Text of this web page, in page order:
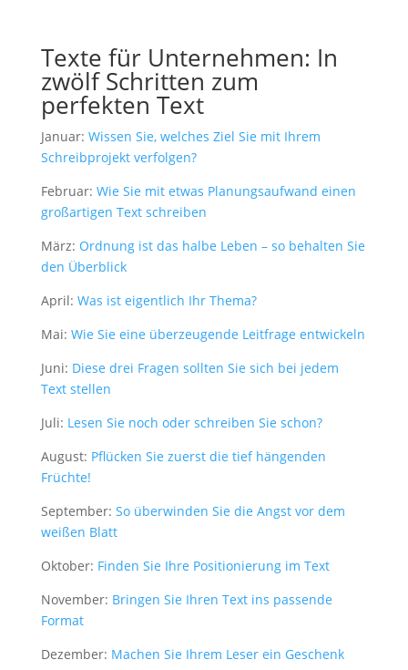
Texte für Unternehmen: In
zwölf Schritten zum
perfekten Text
Januar: Wissen Sie, welches Ziel Sie mit Ihrem
Schreibprojekt verfolgen?
Februar: Wie Sie mit etwas Planungsaufwand einen
großartigen Text schreiben
März: Ordnung ist das halbe Leben – so behalten Sie
den Überblick
April: Was ist eigentlich Ihr Thema?
Mai: Wie Sie eine überzeugende Leitfrage entwickeln
Juni: Diese drei Fragen sollten Sie sich bei jedem
Text stellen
Juli: Lesen Sie noch oder schreiben Sie schon?
August: Pflücken Sie zuerst die tief hängenden
Früchte!
September: So überwinden Sie die Angst vor dem
weißen Blatt
Oktober: Finden Sie Ihre Positionierung im Text
November: Bringen Sie Ihren Text ins passende
Format
Dezember: Machen Sie Ihrem Leser ein Geschenk
sind zur
Benutzerführung
und zur
Webanalyse
notwendig. Sie
helfen mir, die
Website zu
Erfahrungen
Diese Cookies
sorgen dafür,
dass die
Website
während Ihres
funktioniert.
Wenn Sie die
Cookies
ablehnen,
werden einige
Funktionen
auf der
Website nicht
verfügbar
sein.
Marketing
Mit diesen Cookies
Interessen und Ihr